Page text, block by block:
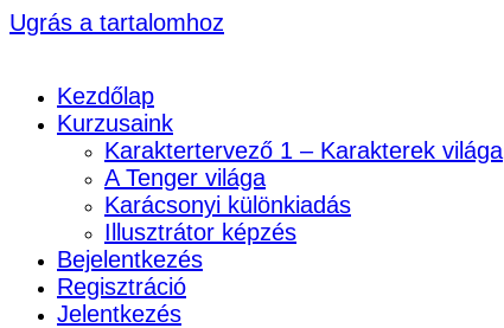
Ugrás a tartalomhoz
Kezdőlap
Kurzusaink
Karaktertervező 1 – Karakterek világa
A Tenger világa
Karácsonyi különkiadás
Illusztrátor képzés
Bejelentkezés
Regisztráció
Jelentkezés